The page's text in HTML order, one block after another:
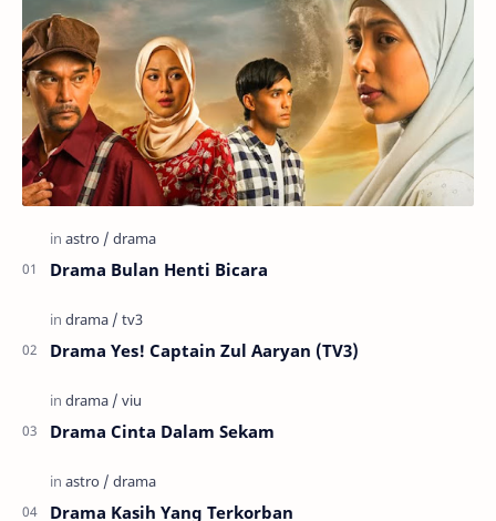
Drama Bulan Henti Bicara
Drama Yes! Captain Zul Aaryan (TV3)
Drama Cinta Dalam Sekam
Drama Kasih Yang Terkorban